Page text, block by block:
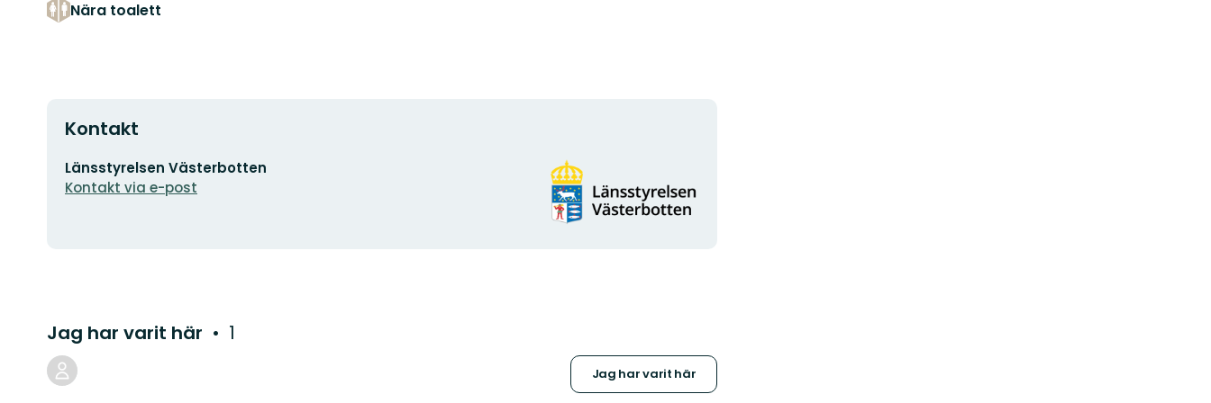
Nära toalett
Kontakt
E-
postadress
Länsstyrelsen Västerbotten
Kontakt via e-post
Organisationens
logotyp
Jag har varit här 1
Jag har varit här